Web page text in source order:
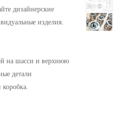
дизайнерские
изделия.
на шасси и верхнюю
детали